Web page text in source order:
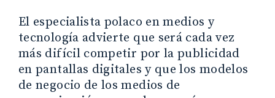
El especialista polaco en medios y
tecnología advierte que será cada vez
más difícil competir por la publicidad
en pantallas digitales y que los modelos
de negocio de los medios de